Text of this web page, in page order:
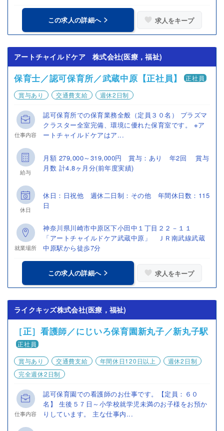
この求人の詳細へ 求人をキープ
アートチャイルドケア 株式会社(医療，福祉)
保育士／認可保育所／武蔵中原【正社員】
正社員
賞与あり
交通費支給 週休2日制
仕事内容
認可保育所での保育業務全般（定員３０名） プラズマ
クラスター全室完備、環境に優れた保育室です。 ※ア
ートチャイルドケアはア...
給与
月額 279,000～319,000円 賞与：あり 年2回 賞与
月数 計4.8ヶ月分(前年度実績)
休日
休日：日祝他 週休二日制：その他 年間休日数：115
日
就業場所
神奈川県川崎市中原区下小田中１丁目２２－１１
「アートチャイルドケア武蔵中原」 ＪＲ南武線武蔵
中原駅から徒歩7分
この求人の詳細へ 求人をキープ
ライクキッズ株式会社(医療，福祉)
［正］看護師／にじいろ保育園新丸子／新丸子駅
正社員
賞与あり
交通費支給 年間休日120日以上
週休2日制
完全週休2日制
仕事内容
認可保育園での看護師のお仕事です。【定員：６０
名】 生後５７日～小学校就学児未満のお子様をお預か
りしています。 主な仕事内...